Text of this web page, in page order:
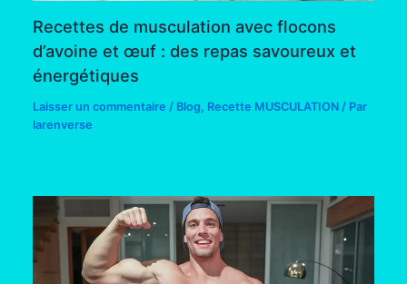
Recettes de musculation avec flocons
d’avoine et œuf : des repas savoureux et
énergétiques
Laisser un commentaire / Blog Recette MUSCULATION / Par
larenverse